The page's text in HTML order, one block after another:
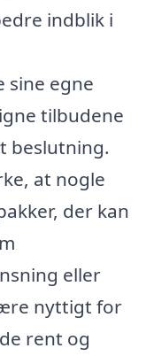
indblik i
sine egne
tilbudene
beslutning.
at nogle
der kan
eller
nyttigt for
rent og